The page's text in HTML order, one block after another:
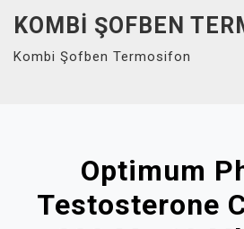
content
KOMBI ŞOFBEN
Kombi Şofben Termosifon
Optimum
Testosterone